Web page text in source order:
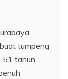
tumpeng
51 tahun